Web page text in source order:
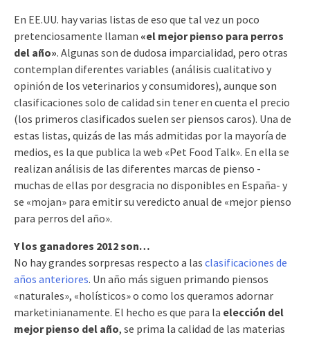
En EE.UU. hay varias listas de eso que tal vez un poco
pretenciosamente llaman «el mejor pienso para perros
del año». Algunas son de dudosa imparcialidad, pero otras
contemplan diferentes variables (análisis cualitativo y
opinión de los veterinarios y consumidores), aunque son
clasificaciones solo de calidad sin tener en cuenta el precio
(los primeros clasificados suelen ser piensos caros). Una de
estas listas, quizás de las más admitidas por la mayoría de
medios, es la que publica la web «Pet Food Talk». En ella se
realizan análisis de las diferentes marcas de pienso -
muchas de ellas por desgracia no disponibles en España- y
se «mojan» para emitir su veredicto anual de «mejor pienso
para perros del año».
Y los ganadores 2012 son…
No hay grandes sorpresas respecto a las clasificaciones de
años anteriores. Un año más siguen primando piensos
«naturales», «holísticos» o como los queramos adornar
marketinianamente. El hecho es que para la elección del
mejor pienso del año, se prima la calidad de las materias